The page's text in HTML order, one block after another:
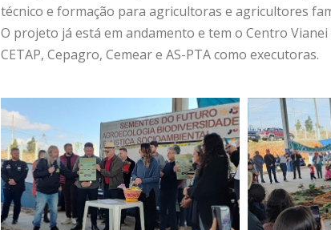
técnico e formação para agricultoras e agricultores
O projeto já está em andamento e tem o Centro
CETAP, Cepagro, Cemear e AS-PTA como executoras.